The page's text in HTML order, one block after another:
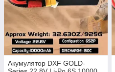
Акумулятор DXF GOLD-